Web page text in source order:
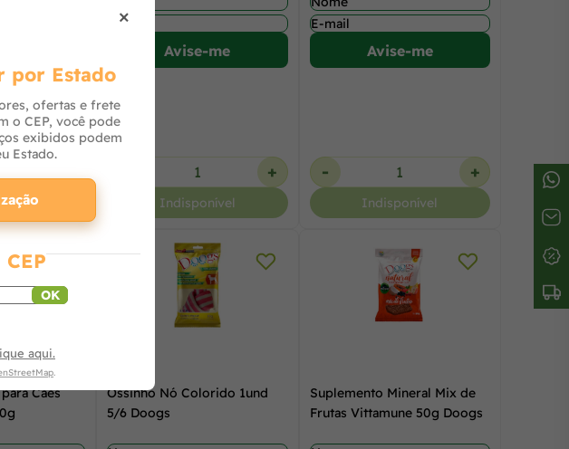
Avise-me
+
Indisponível
Avise-me
- +
Indisponível
Cães
Ossinho Nó Colorido 1und
5/6 Doogs
Suplemento Mineral Mix de
Frutas Vittamune 50g Doogs
×
por Estado
ofertas e frete
o CEP, você pode
exibidos podem
Estado.
OK
aqui.
.